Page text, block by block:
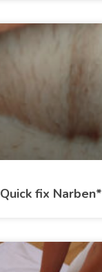
Quick fix Narben*